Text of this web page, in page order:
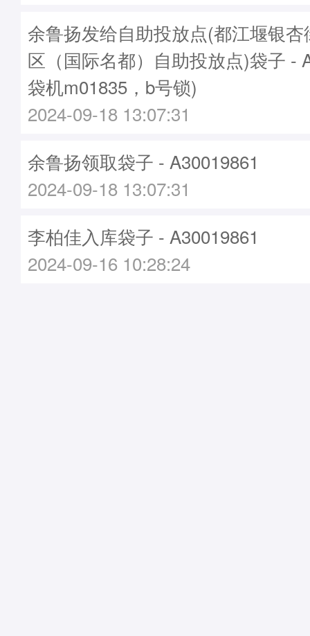
余鲁扬发给自助投放点(都江堰银
区（国际名都）自助投放点)袋子 -
袋机m01835，b号锁)
2024-09-18 13:07:31
余鲁扬领取袋子 - A30019861
2024-09-18 13:07:31
李柏佳入库袋子 - A30019861
2024-09-16 10:28:24